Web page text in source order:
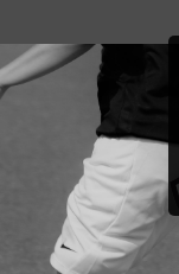
to
content